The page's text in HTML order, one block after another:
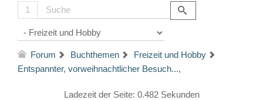
1
Forum Buchthemen
Freizeit und Hobby
Entspannter, vorweihnachtlicher Besuch...,
Ladezeit der Seite: 0.482 Sekunden